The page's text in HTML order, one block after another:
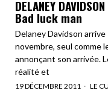
DELANEY DAVIDSON
Bad luck man
Delaney Davidson arrive
novembre, seul comme
annonçant son arrivée.
réalité et
19 DÉCEMBRE 2011 LE